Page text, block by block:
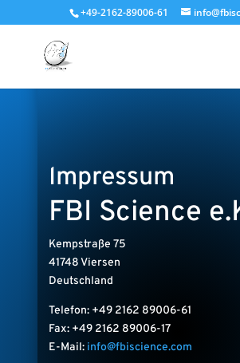
+49-2162-89006-61
Impressum
FBI Science
Kempstraße 75
41748 Viersen
Deutschland
Telefon: +49 2162 89006-61
Fax: +49 2162 89006-17
E-Mail: info@fbiscience.com